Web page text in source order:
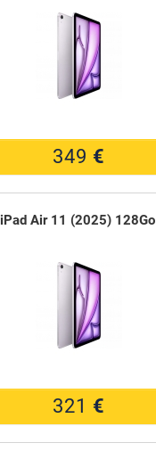
349 €
iPad Air 11 (2025) 128Go
321 €